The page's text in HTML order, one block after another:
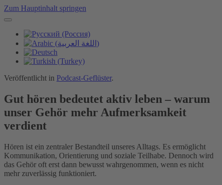
Zum Hauptinhalt springen
Veröffentlicht in Podcast-Geflüster.
Gut hören bedeutet aktiv leben – warum
unser Gehör mehr Aufmerksamkeit
verdient
Hören ist ein zentraler Bestandteil unseres Alltags. Es ermöglicht
Kommunikation, Orientierung und soziale Teilhabe. Dennoch wird
das Gehör oft erst dann bewusst wahrgenommen, wenn es nicht
mehr zuverlässig funktioniert.